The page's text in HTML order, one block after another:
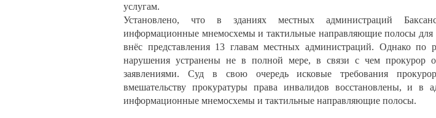
услугам.
Установлено, что в зданиях местных администраций
информационные мнемосхемы и тактильные направляющие полосы для
внёс представления 13 главам местных администраций. Однако по
нарушения устранены не в полной мере, в связи с чем прокурор
заявлениями. Суд в свою очередь исковые требования
вмешательству прокуратуры права инвалидов восстановлены, и в
информационные мнемосхемы и тактильные направляющие полосы.